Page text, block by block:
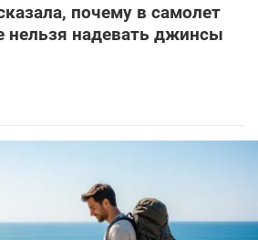
почему в самолет
нельзя надевать джинсы